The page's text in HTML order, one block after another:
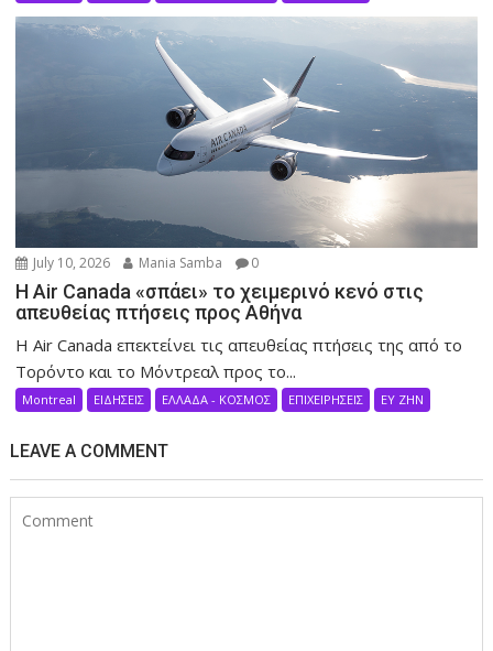
July 10, 2026 Mania Samba 0
Η Air Canada «σπάει» το χειμερινό κενό στις
απευθείας πτήσεις προς Αθήνα
Η Air Canada επεκτείνει τις απευθείας πτήσεις της από το
Τορόντο και το Μόντρεαλ προς το...
Montreal ΕΙΔΗΣΕΙΣ ΕΛΛΑΔΑ - ΚΟΣΜΟΣ ΕΠΙΧΕΙΡΗΣΕΙΣ ΕΥ ΖΗΝ
LEAVE A COMMENT